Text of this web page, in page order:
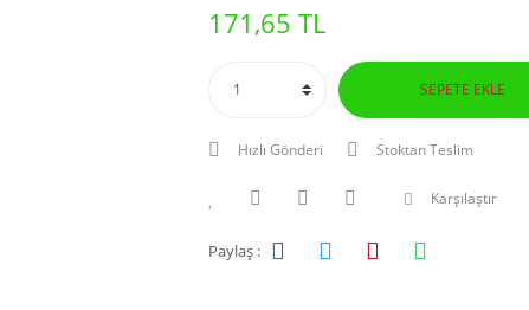
171,65 TL
SEPETE EKLE
Hızlı Gönderi Stoktan Teslim
Karşılaştır
Paylaş :